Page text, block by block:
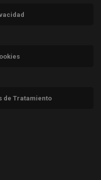
de Tratamiento